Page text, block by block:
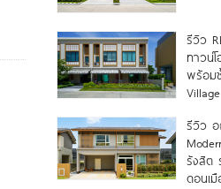
รีวิว
ทาวน์
พร้อม
รีวิว
รังสิต
ดอนเ